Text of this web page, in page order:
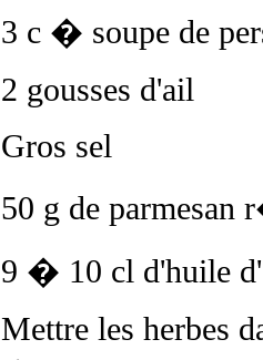
3 c � soupe de
2 gousses d'ail
Gros sel
50 g de
9 � 10 cl d'huile
Mettre les herbes